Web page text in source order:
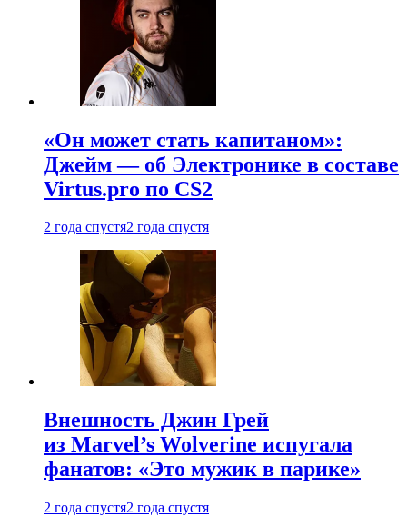
«Он может стать капитаном»:
Джейм — об Электронике в составе
Virtus.pro по CS2
2 года спустя2 года спустя
Внешность Джин Грей
из Marvel’s Wolverine испугала
фанатов: «Это мужик в парике»
2 года спустя2 года спустя